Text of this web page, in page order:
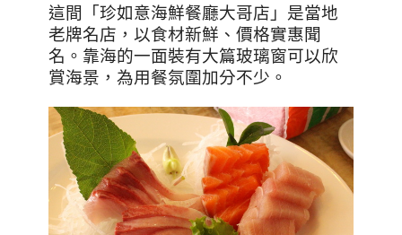
這間「珍如意海鮮餐廳大哥店」是當地
老牌名店，以食材新鮮、價格實惠聞
名。靠海的一面裝有大篇玻璃窗可以欣
賞海景，為用餐氛圍加分不少。